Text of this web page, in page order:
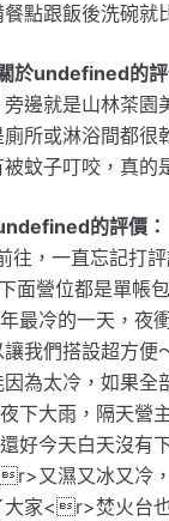
點跟飯後洗碗就
於undefined的評
邊就是山林茶園
所或淋浴間都很
蚊子叮咬，真的
的評價：
往，一直忘記打
面營位都是單帳
最冷的一天，夜
讓我們搭設超方
為太冷，如果全
下大雨，隔天營
好今天白天沒有
又濕又冰又冷
大家<r>焚火台